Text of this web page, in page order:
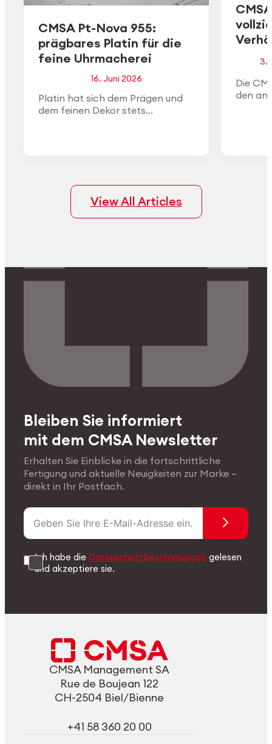
CMSA Pt-Nova 955:
prägbares Platin für die
feine Uhrmacherei
16. Juni 2026
Platin hat sich dem Prägen und
dem feinen Dekor stets
lässt und dabei die Dichte, die
weisse Farbe und die
Veredelungsqualität von echtem
Platin bewahrt.
3.
Die
den an
View All Articles
Bleiben Sie informiert
mit dem CMSA Newsletter
Erhalten Sie Einblicke in die fortschrittliche
Fertigung und aktuelle Neuigkeiten zur Marke –
direkt in Ihr Postfach.
Ich habe die Datenschutzbestimmungen gelesen
und akzeptiere sie.
CMSA Management SA
Rue de Boujean 122
CH-2504 Biel/Bienne
+41 58 360 20 00